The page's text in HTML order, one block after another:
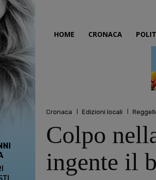
HOME CRONACA
Cronaca Edizioni locali
Colpo
ingente il